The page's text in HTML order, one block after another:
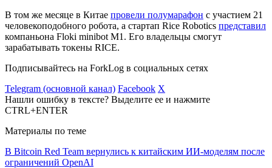
В том же месяце в Китае провели полумарафон с участием 21
человекоподобного робота, а стартап Rice Robotics представил
компаньона Floki minibot M1. Его владельцы смогут
зарабатывать токены RICE.
Подписывайтесь на ForkLog в социальных сетях
Telegram (основной канал) Facebook X
Нашли ошибку в тексте? Выделите ее и нажмите
CTRL+ENTER
Материалы по теме
В Bitcoin Red Team вернулись к китайским ИИ-моделям после
ограничений OpenAI